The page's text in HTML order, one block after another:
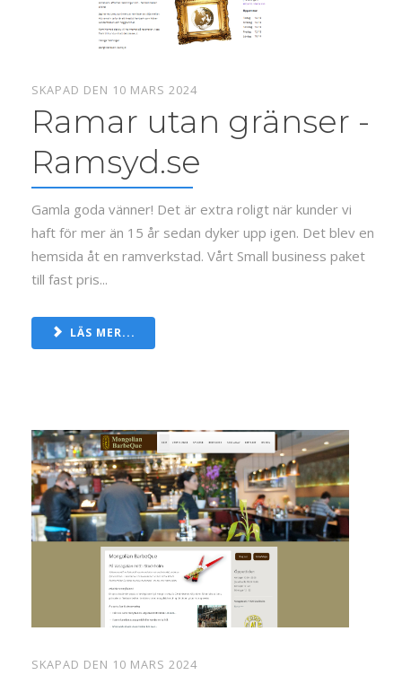
SKAPAD DEN 10 MARS 2024
Ramar utan gränser -
Ramsyd.se
Gamla goda vänner! Det är extra roligt när kunder vi
haft för mer än 15 år sedan dyker upp igen. Det blev en
hemsida åt en ramverkstad. Vårt Small business paket
till fast pris...
LÄS MER...
SKAPAD DEN 10 MARS 2024